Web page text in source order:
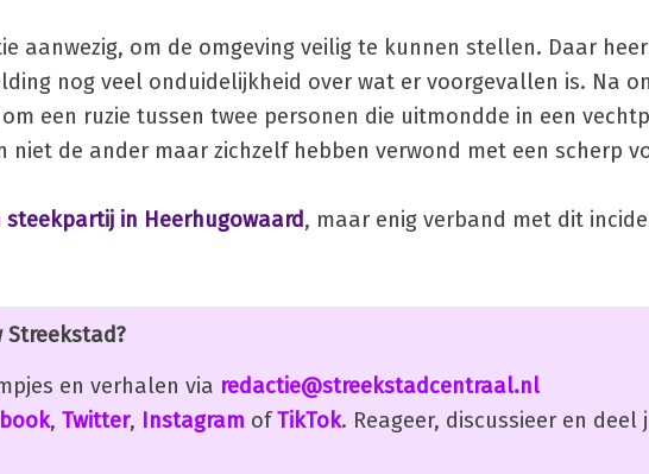
aanwezig, om de omgeving veilig te kunnen stellen. Daar
nog veel onduidelijkheid over wat er voorgevallen is. Na
een ruzie tussen twee personen die uitmondde in een
niet de ander maar zichzelf hebben verwond met een scherp
in Heerhugowaard, maar enig verband met dit
Streekstad?
en verhalen via redactie@streekstadcentraal.nl
, Twitter, Instagram ofTikTok. Reageer, discussieer en deel